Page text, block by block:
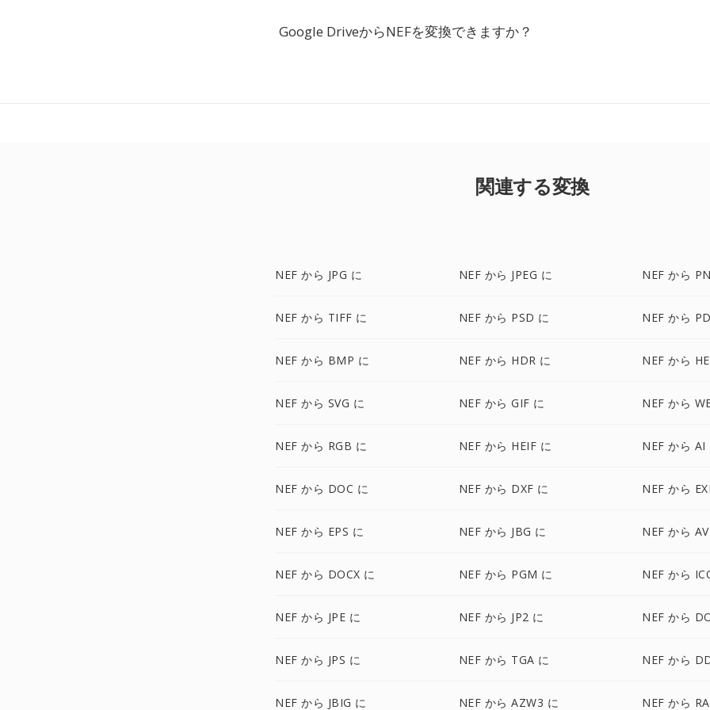
Google DriveからNEFを変換できますか？
関連する変換
NEF から JPG に NEF から JPEG に NEF から
NEF から TIFF に NEF から PSD に NEF から
NEF から BMP に NEF から HDR に NEF から
NEF から SVG に NEF から GIF に NEF から
NEF から RGB に NEF から HEIF に NEF から AI
NEF から DOC に NEF から DXF に NEF から
NEF から EPS に NEF から JBG に NEF から
NEF から DOCX に NEF から PGM に NEF から
NEF から JPE に NEF から JP2 に NEF から
NEF から JPS に NEF から TGA に NEF から
NEF から JBIG に NEF から AZW3 に NEF から